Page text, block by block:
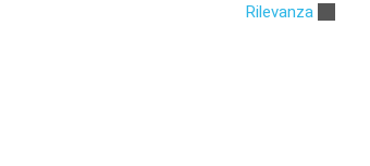
Rilevanza